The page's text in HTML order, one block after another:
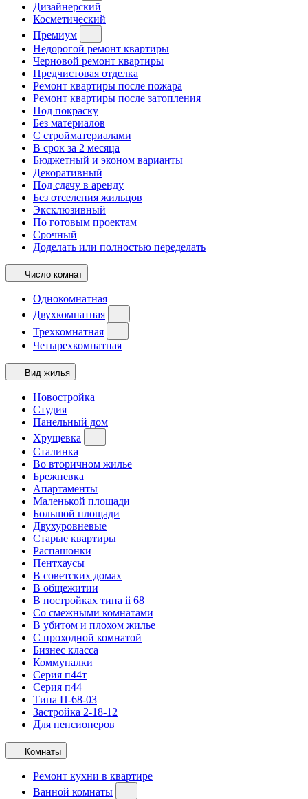
Дизайнерский
Косметический
Премиум
Недорогой ремонт квартиры
Черновой ремонт квартиры
Предчистовая отделка
Ремонт квартиры после пожара
Ремонт квартиры после затопления
Под покраску
Без материалов
С стройматериалами
В срок за 2 месяца
Бюджетный и эконом варианты
Декоративный
Под сдачу в аренду
Без отселения жильцов
Эксклюзивный
По готовым проектам
Срочный
Доделать или полностью переделать
Число комнат
Однокомнатная
Двухкомнатная
Трехкомнатная
Четырехкомнатная
Вид жилья
Новостройка
Студия
Панельный дом
Хрущевка
Сталинка
Во вторичном жилье
Брежневка
Апартаменты
Маленькой площади
Большой площади
Двухуровневые
Старые квартиры
Распашонки
Пентхаусы
В советских домах
В общежитии
В постройках типа ii 68
Со смежными комнатами
В убитом и плохом жилье
С проходной комнатой
Бизнес класса
Коммуналки
Серия п44т
Серия п44
Типа П-68-03
Застройка 2-18-12
Для пенсионеров
Комнаты
Ремонт кухни в квартире
Ванной комнаты